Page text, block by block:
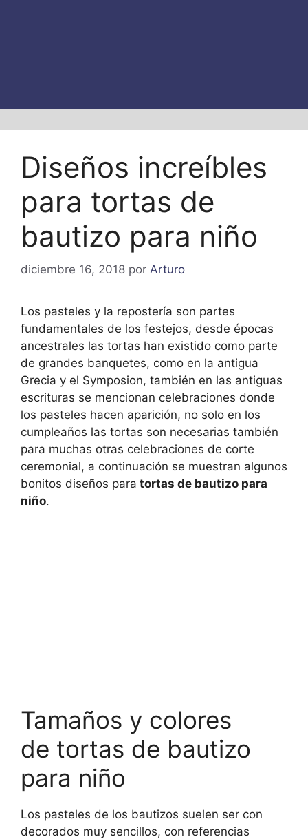
Diseños increíbles
para tortas de
bautizo para niño
diciembre 16, 2018 por Arturo
Los pasteles y la repostería son partes
fundamentales de los festejos, desde épocas
ancestrales las tortas han existido como parte
de grandes banquetes, como en la antigua
Grecia y el Symposion, también en las antiguas
escrituras se mencionan celebraciones donde
los pasteles hacen aparición, no solo en los
cumpleaños las tortas son necesarias también
para muchas otras celebraciones de corte
ceremonial, a continuación se muestran algunos
bonitos diseños para tortas de bautizo para
niño.
Tamaños y colores
de tortas de bautizo
para niño
Los pasteles de los bautizos suelen ser con
decorados muy sencillos, con referencias